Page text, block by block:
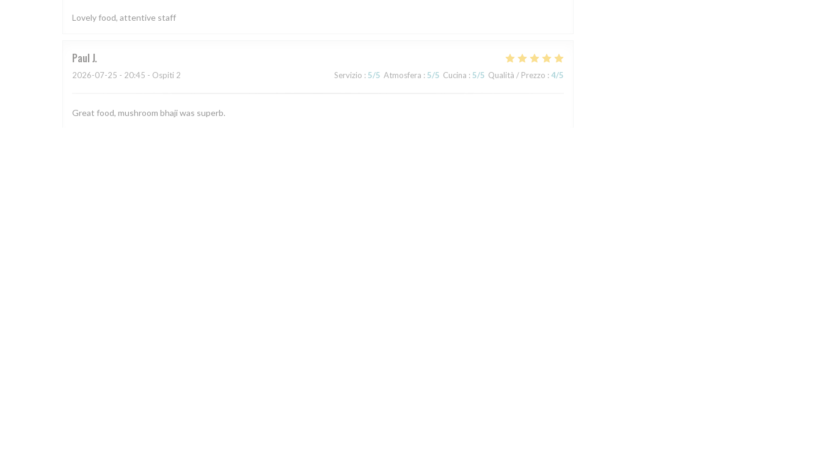
Lovely food, attentive staff
Paul J
2026-07-25 - 20:45 - Ospiti 2 Servizio : 5/5 Atmosfera : 5/5 Cucina : 5/5 Qualità / Prezzo : 4/5
Great food, mushroom bhaji was superb.